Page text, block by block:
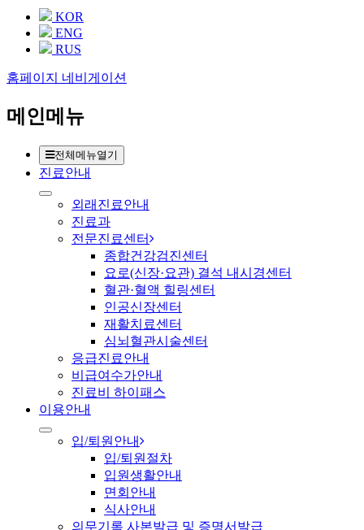
KOR
ENG
RUS
홈페이지 네비게이션
메인메뉴
전체메뉴열기
진료안내
외래진료안내
진료과
전문진료센터
종합건강검진센터
요로(신장·요관) 결석 내시경센터
혈관·혈액 힐링센터
인공신장센터
재활치료센터
심뇌혈관시술센터
응급진료안내
비급여수가안내
진료비 하이패스
이용안내
입/퇴원안내
입/퇴원절차
입원생활안내
면회안내
식사안내
의무기록 사본발급 및 증명서발급